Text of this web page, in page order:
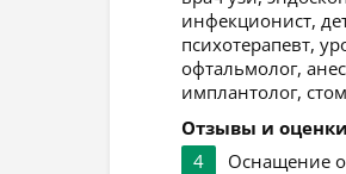
инфекционист,
психотерапевт,
офтальмолог,
имплантолог,
Отзывы и
4
Оснащение